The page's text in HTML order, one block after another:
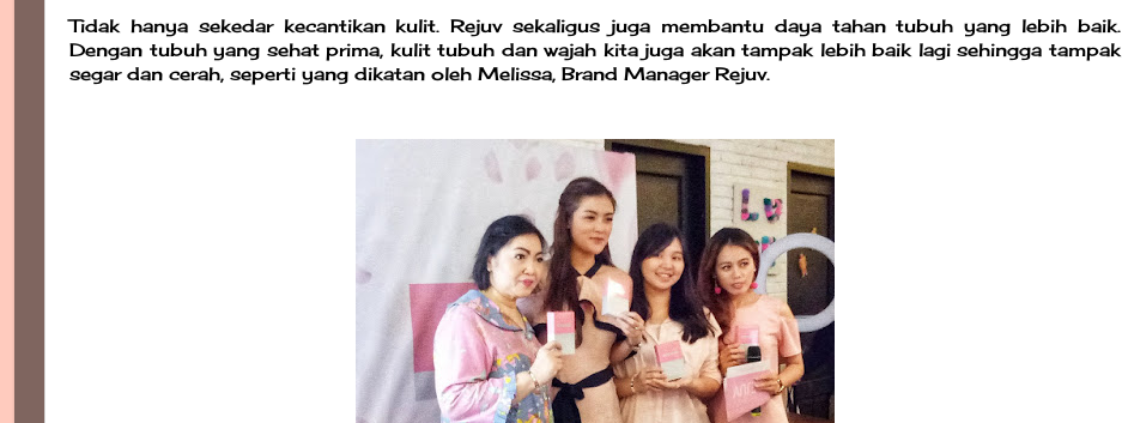
Tidak hanya sekedar kecantikan kulit. Rejuv sekaligus juga membantu daya tahan tubuh yang lebih baik.
Dengan tubuh yang sehat prima, kulit tubuh dan wajah kita juga akan tampak lebih baik lagi sehingga tampak
segar dan cerah, seperti yang dikatan oleh Melissa, Brand Manager Rejuv.